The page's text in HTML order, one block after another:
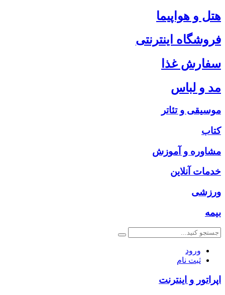
هتل و هواپیما
فروشگاه اینترنتی
سفارش غذا
مد و لباس
موسیقی و تئاتر
کتاب
مشاوره و آموزش
خدمات آنلاین
ورزشی
بیمه
ورود
ثبت نام
اپراتور و اینترنت